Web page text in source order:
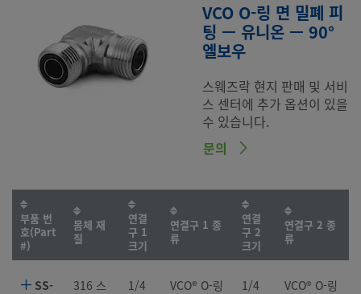
VCO O-링 면 밀폐 피
팅 — 유니온 — 90°
엘보우
스웨즈락 현지 판매 및 서비
스 센터에 추가 옵션이 있을
수 있습니다.
문의
부품 번
호(Part
#)
몸체 재
질
연결
구 1
크기
연결구 1 종
류
연결
구 2
크기
연결구 2 종
류
SS-
316 스
1/4
VCO® O-링
1/4
VCO® O-링